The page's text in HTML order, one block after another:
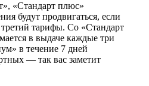
«Стандарт плюс»
будут продвигаться, если
третий тарифы. Со «Стандарт
в выдаче каждые три
в течение 7 дней
— так вас заметит